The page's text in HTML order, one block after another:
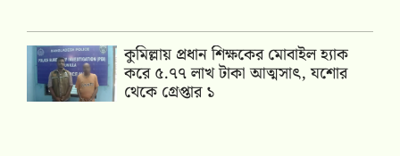
কুমিল্লায় প্রধান শিক্ষকের মোবাইল হ্যাক
করে ৫.৭৭ লাখ টাকা আত্মসাৎ, যশোর
থেকে গ্রেপ্তার ১